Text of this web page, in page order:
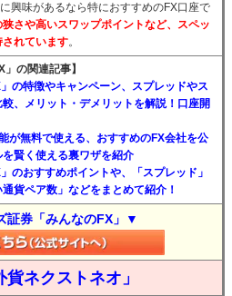
興味があるなら特におすすめのFX口座で
さや高いスワップポイントなど、スペッ
れています。
の関連記事】
の特徴やキャンペーン、スプレッドやス
、メリット・デメリットを解説！口座開
が無料で使える、おすすめのFX会社を公
賢く使える裏ワザを紹介
のおすすめポイントや、「スプレッド」
貨ペア数」などをまとめて紹介！
証券「みんなのFX」▼
ネクストネオ」